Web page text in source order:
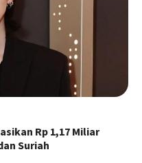
Rp 1,17 Miliar
Suriah